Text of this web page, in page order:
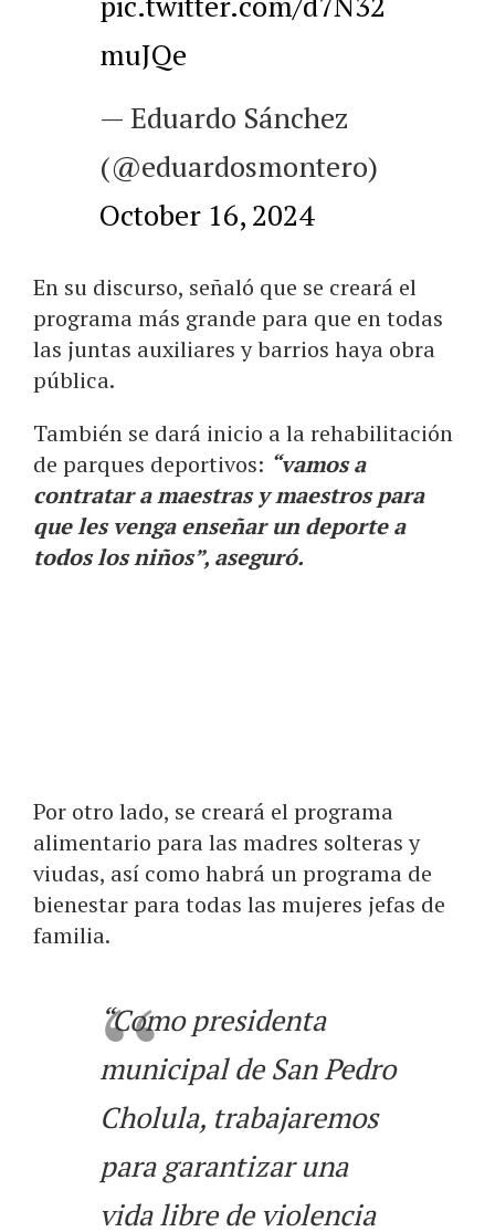
muJQe
— Eduardo Sánchez
(@eduardosmontero)
October 16, 2024
En su discurso, señaló que se creará el
programa más grande para que en todas
las juntas auxiliares y barrios haya obra
pública.
También se dará inicio a la rehabilitación
de parques deportivos: “vamos a
contratar a maestras y maestros para
que les venga enseñar un deporte a
todos los niños”, aseguró.
Por otro lado, se creará el programa
alimentario para las madres solteras y
viudas, así como habrá un programa de
bienestar para todas las mujeres jefas de
familia.
“Como presidenta
municipal de San Pedro
Cholula, trabajaremos
para garantizar una
vida libre de violencia